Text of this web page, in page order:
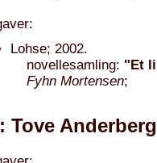
Lohse; 2002.
novellesamling: "Et
Fyhn Mortensen;
Tove